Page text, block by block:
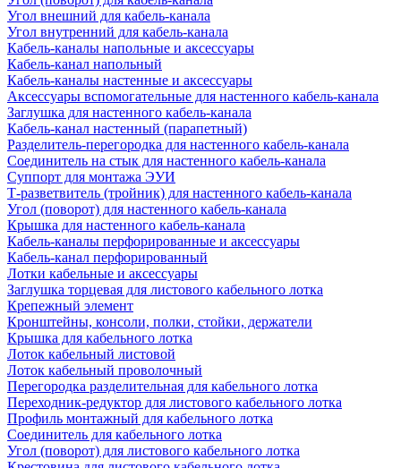
Угол внешний для кабель-канала
Угол внутренний для кабель-канала
Кабель-каналы напольные и аксессуары
Кабель-канал напольный
Кабель-каналы настенные и аксессуары
Аксессуары вспомогательные для настенного кабель-канала
Заглушка для настенного кабель-канала
Кабель-канал настенный (парапетный)
Разделитель-перегородка для настенного кабель-канала
Соединитель на стык для настенного кабель-канала
Суппорт для монтажа ЭУИ
Т-разветвитель (тройник) для настенного кабель-канала
Угол (поворот) для настенного кабель-канала
Крышка для настенного кабель-канала
Кабель-каналы перфорированные и аксессуары
Кабель-канал перфорированный
Лотки кабельные и аксессуары
Заглушка торцевая для листового кабельного лотка
Крепежный элемент
Кронштейны, консоли, полки, стойки, держатели
Крышка для кабельного лотка
Лоток кабельный листовой
Лоток кабельный проволочный
Перегородка разделительная для кабельного лотка
Переходник-редуктор для листового кабельного лотка
Профиль монтажный для кабельного лотка
Соединитель для кабельного лотка
Угол (поворот) для листового кабельного лотка